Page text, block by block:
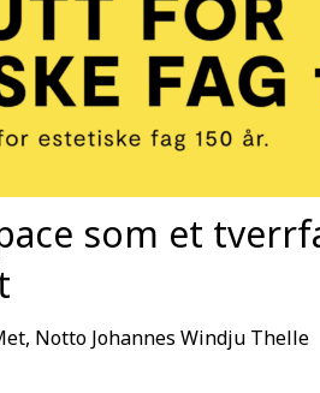
som et
Notto Johannes Windju Thelle